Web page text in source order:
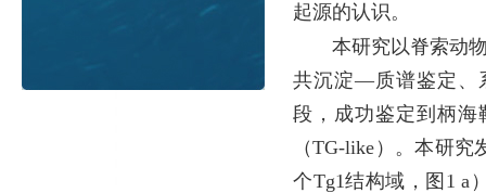
起源的认识。
本研究以脊索动
共沉淀—质谱鉴定、
段，成功鉴定到柄海
（TG-like）。本研
个Tg1结构域，图1 a